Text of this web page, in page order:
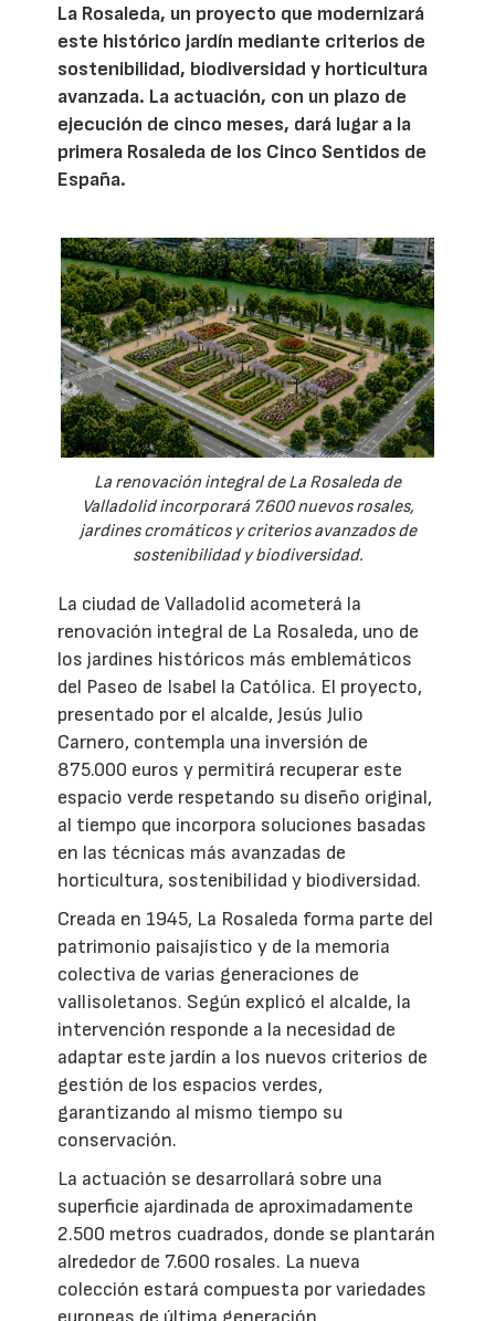
La Rosaleda, un proyecto que modernizará
este histórico jardín mediante criterios de
sostenibilidad, biodiversidad y horticultura
avanzada. La actuación, con un plazo de
ejecución de cinco meses, dará lugar a la
primera Rosaleda de los Cinco Sentidos de
España.
La renovación integral de La Rosaleda de
Valladolid incorporará 7.600 nuevos rosales,
jardines cromáticos y criterios avanzados de
sostenibilidad y biodiversidad.
La ciudad de Valladolid acometerá la
renovación integral de La Rosaleda, uno de
los jardines históricos más emblemáticos
del Paseo de Isabel la Católica. El proyecto,
presentado por el alcalde, Jesús Julio
Carnero, contempla una inversión de
875.000 euros y permitirá recuperar este
espacio verde respetando su diseño original,
al tiempo que incorpora soluciones basadas
en las técnicas más avanzadas de
horticultura, sostenibilidad y biodiversidad.
Creada en 1945, La Rosaleda forma parte del
patrimonio paisajístico y de la memoria
colectiva de varias generaciones de
vallisoletanos. Según explicó el alcalde, la
intervención responde a la necesidad de
adaptar este jardín a los nuevos criterios de
gestión de los espacios verdes,
garantizando al mismo tiempo su
conservación.
La actuación se desarrollará sobre una
superficie ajardinada de aproximadamente
2.500 metros cuadrados, donde se plantarán
alrededor de 7.600 rosales. La nueva
colección estará compuesta por variedades